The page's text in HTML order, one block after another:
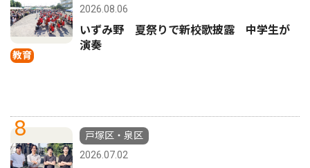
教育
2026.08.06
いずみ野 夏祭りで新校歌披露 中学生が
演奏
8
戸塚区・泉区
2026.07.02